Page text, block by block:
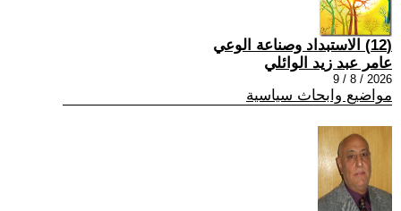
(12) الاستبداد وصناعة الوعي
عامر عبد زيد الوائلي
2026 / 8 / 9
مواضيع وابحاث سياسية